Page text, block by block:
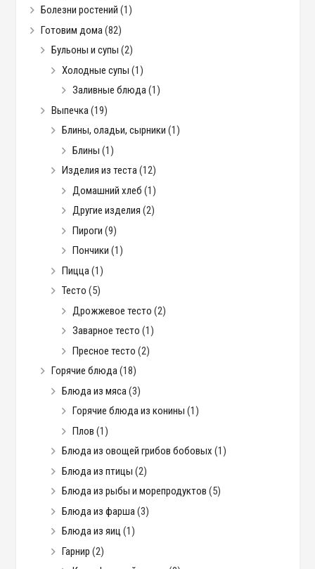
Болезни ростений (1)
Готовим дома(82)
Бульоны и супы (2)
Холодные супы (1)
Заливные блюда(1)
Выпечка(19)
Блины, оладьи, сырники (1)
Блины (1)
Изделия из теста(12)
Домашний хлеб (1)
Другие изделия (2)
Пироги (9)
Пончики (1)
Пицца(1)
Тесто (5)
Дрожжевое тесто (2)
Заварное тесто (1)
Пресное тесто (2)
Горячие блюда(18)
Блюда из мяса(3)
Горячие блюда из конины (1)
Плов (1)
Блюда из овощей грибов бобовых (1)
Блюда из птицы (2)
Блюда из рыбы и морепродуктов (5)
Блюда из фарша(3)
Блюда из яиц (1)
Гарнир (2)